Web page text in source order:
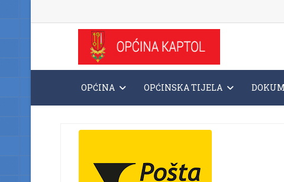
OPĆINA OPĆINSKA TIJELA